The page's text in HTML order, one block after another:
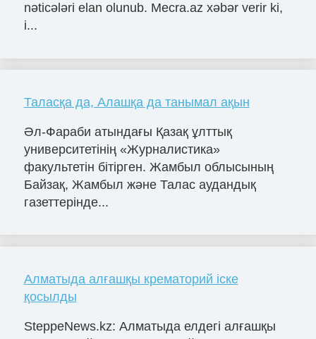
nəticələri elan olunub. Mecra.az xəbər verir ki,
i...
Таласқа да, Алашқа да танымал ақын
Әл-Фараби атындағы Қазақ ұлттық
университетінің «Журналистика»
факультетін бітірген. Жамбыл облысының
Байзақ, Жамбыл және Талас аудандық
газеттерінде...
Алматыда алғашқы крематорий іске
қосылды
SteppeNews.kz: Алматыда елдегі алғашқы